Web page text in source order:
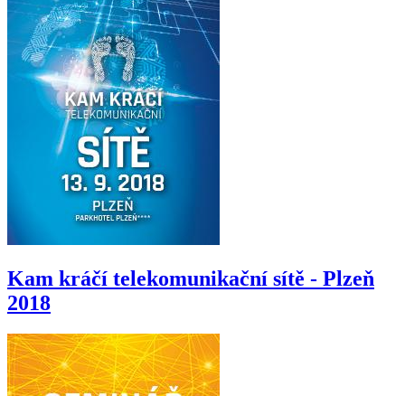
Kam kráčí telekomunikační sítě - Plzeň
2018